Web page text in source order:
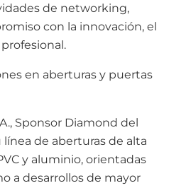
de networking,
con la innovación, el
en aberturas y puertas
Sponsor Diamond del
de aberturas de alta
y aluminio, orientadas
a desarrollos de mayor